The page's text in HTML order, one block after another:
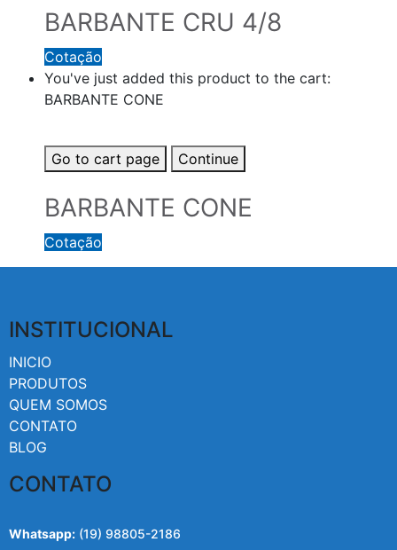
BARBANTE CRU 4/8
Cotação
You've just added this product to the cart:
BARBANTE CONE
Go to cart page Continue
BARBANTE CONE
Cotação
INSTITUCIONAL
INICIO
PRODUTOS
QUEM SOMOS
CONTATO
BLOG
CONTATO
Whatsapp: (19) 98805-2186